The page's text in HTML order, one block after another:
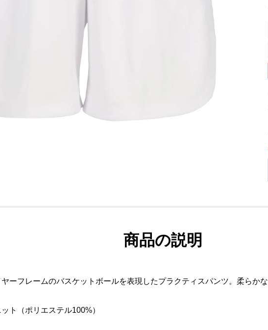
商品の説明
ーフレームのバスケットボールを表現したプラクティスパンツ。柔らか
ト（ポリエステル100%）